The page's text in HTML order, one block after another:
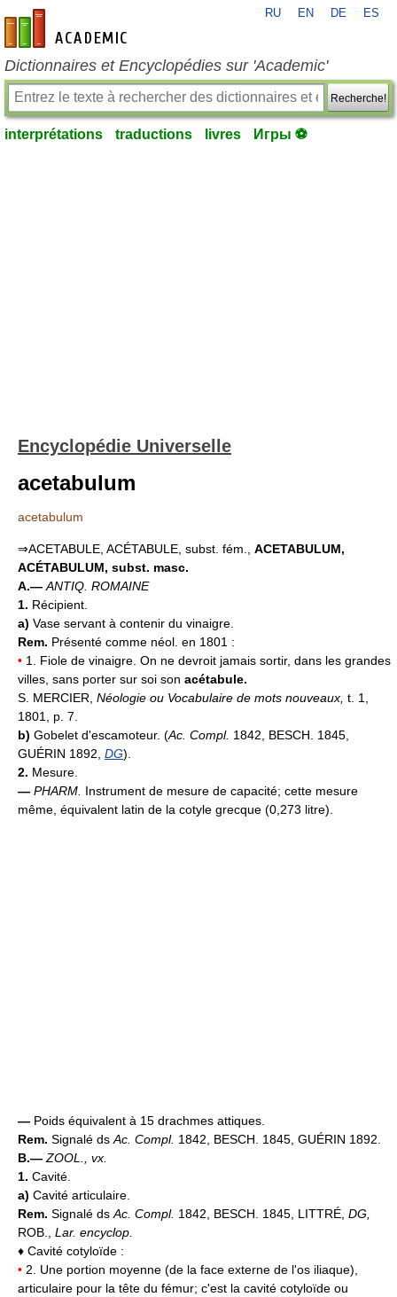
fr-academic.com
RU EN DE ES
Dictionnaires et Encyclopédies sur 'Academic'
Recherche!
interprétations traductions livres Игры ⚽
Encyclopédie Universelle
acetabulum
acetabulum
⇒ACETABULE, ACÉTABULE, subst. fém., ACETABULUM,
ACÉTABULUM, subst. masc.
A.— ANTIQ. ROMAINE
1. Récipient.
a) Vase servant à contenir du vinaigre.
Rem. Présenté comme néol. en 1801 :
• 1. Fiole de vinaigre. On ne devroit jamais sortir, dans les grandes
villes, sans porter sur soi son acétabule.
S. MERCIER, Néologie ou Vocabulaire de mots nouveaux, t. 1,
1801, p. 7.
b) Gobelet d'escamoteur. (Ac. Compl. 1842, BESCH. 1845,
GUÉRIN 1892, DG).
2. Mesure.
— PHARM. Instrument de mesure de capacité; cette mesure
même, équivalent latin de la cotyle grecque (0,273 litre).
— Poids équivalent à 15 drachmes attiques.
Rem. Signalé ds Ac. Compl. 1842, BESCH. 1845, GUÉRIN 1892.
B.— ZOOL., vx.
1. Cavité.
a) Cavité articulaire.
Rem. Signalé ds Ac. Compl. 1842, BESCH. 1845, LITTRÉ, DG,
ROB., Lar. encyclop.
♦ Cavité cotyloïde :
• 2. Une portion moyenne (de la face externe de l'os iliaque),
articulaire pour la tête du fémur; c'est la cavité cotyloïde ou